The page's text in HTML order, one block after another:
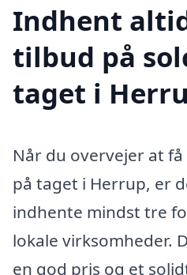
Indhent
tilbud på
taget i
Når du overvejer at
på taget i Herrup, er
indhente mindst tre
lokale virksomheder.
en god pris og et